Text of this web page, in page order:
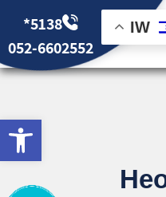
IW
*5138
052-6602552